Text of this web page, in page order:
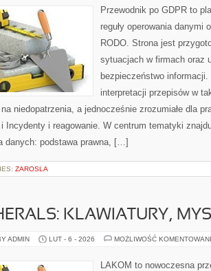
Przewodnik po GDPR to
reguły operowania danymi
RODO. Strona jest
sytuacjach w firmach oraz
bezpieczeństwo informacji.
interpretacji przepisów w
na niedopatrzenia, a jednocześnie zrozumiałe dla
i Incydenty i reagowanie. W centrum tematyki
danych: podstawa prawna, […]
ZAROSLA
KLAWIATURY,
ADMIN LUT - 6 - 2026 MOŻLIWOŚĆ
LAKOM to nowoczesna